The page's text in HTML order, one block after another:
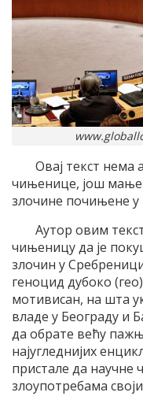
Овај текст нема
чињенице, још мање
злочине почињене у
Аутор овим
чињеницу да је
злочин у
геноцид дубоко
мотивисан, на шта
владе у Београду и
да обрате већу
најугледнијих
пристале да
злоупотребама